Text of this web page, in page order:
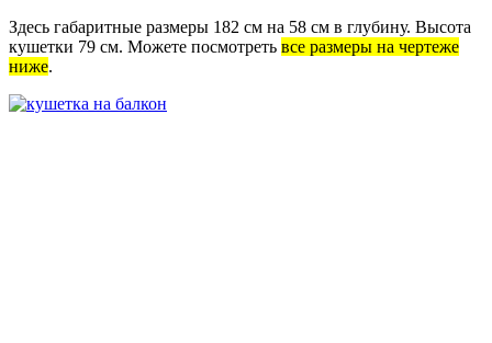
Здесь габаритные размеры 182 см на 58 см в глубину. Высота
кушетки 79 см. Можете посмотреть все размеры на чертеже
ниже.